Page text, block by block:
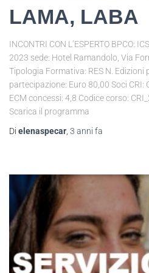
LAMA, LABA
INCONTRI CON L’ESPERTO BPCO:
2023 sede: Hotel Ramandolo, Via
Tipologia Formativa: RES N. Edizioni
partecipazione: Euro 80,00 Soci CRI:
ECM concessi: 4,8 Codice corso:
Scarica il programma
Di elenaspecar 3 anni fa